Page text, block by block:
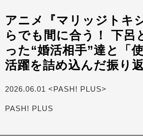
アニメ『マリッジトキ
らでも間に合う！ 下呂
った“婚活相手”達と「
活躍を詰め込んだ振り
2026.06.01 <PASH! PLUS>
PASH! PLUS